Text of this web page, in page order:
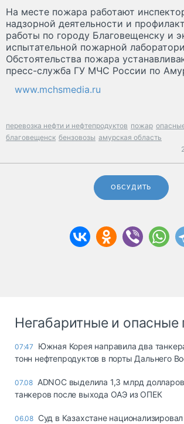
На месте пожара работают
надзорной деятельности и
работы по городу Благовещенску и
испытательной пожарной
Обстоятельства пожара
пресс-служба ГУ МЧС России по
www.mchsmedia.ru
перевозка нефти и нефтепродуктов пожар
благовещенск бензовозы амурская область
ОБСУДИТЬ
Негабаритные и опасные
07:47
Южная Корея направила два
тонн нефтепродуктов в порты Дальнего
07.08 ADNOC выделила 1,3 млрд
танкеров после выхода ОАЭ из ОПЕК
06.08 Суд в Казахстане